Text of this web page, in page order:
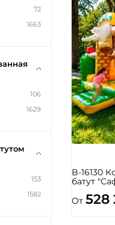
B-16130
батут
От 528
72
1663
106
1629
153
1582